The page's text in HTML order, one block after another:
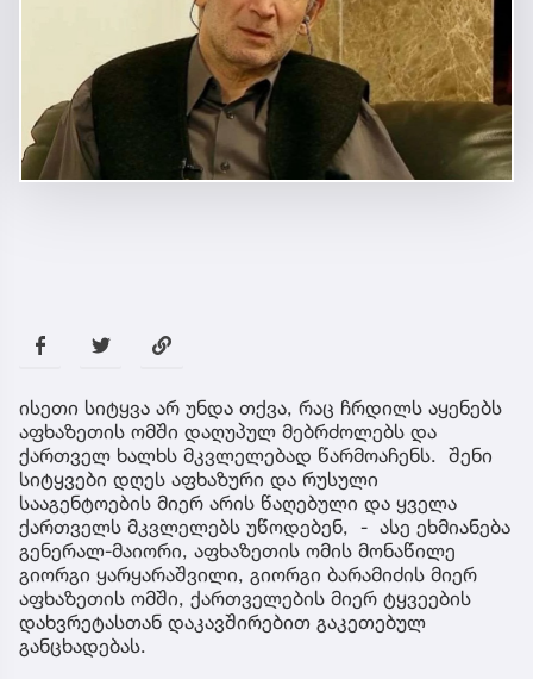
ისეთი სიტყვა არ უნდა თქვა, რაც ჩრდილს აყენებს
აფხაზეთის ომში დაღუპულ მებრძოლებს და
ქართველ ხალხს მკვლელებად წარმოაჩენს. შენი
სიტყვები დღეს აფხაზური და რუსული
სააგენტოების მიერ არის წაღებული და ყველა
ქართველს მკვლელებს უწოდებენ, - ასე ეხმიანება
გენერალ-მაიორი, აფხაზეთის ომის მონაწილე
გიორგი ყარყარაშვილი, გიორგი ბარამიძის მიერ
აფხაზეთის ომში, ქართველების მიერ ტყვეების
დახვრეტასთან დაკავშირებით გაკეთებულ
განცხადებას.